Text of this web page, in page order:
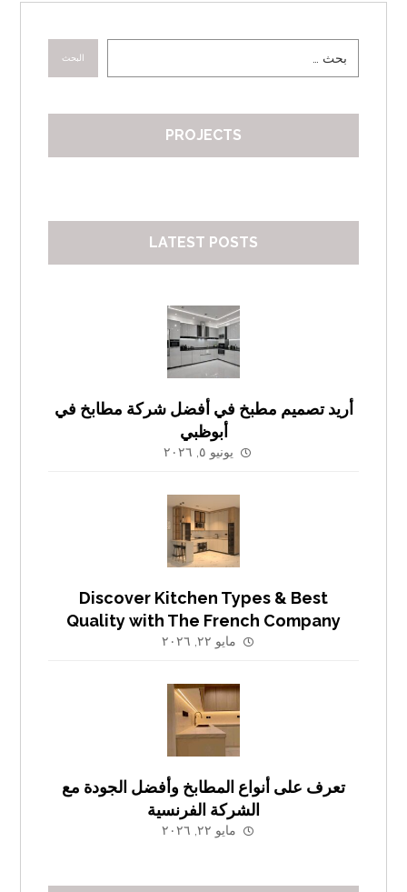
البحث
PROJECTS
LATEST POSTS
أريد تصميم مطبخ في أفضل شركة مطابخ في
أبوظبي
يونيو ٥, ٢٠٢٦
Discover Kitchen Types & Best
Quality with The French Company
مايو ٢٢, ٢٠٢٦
تعرف على أنواع المطابخ وأفضل الجودة مع
الشركة الفرنسية
مايو ٢٢, ٢٠٢٦